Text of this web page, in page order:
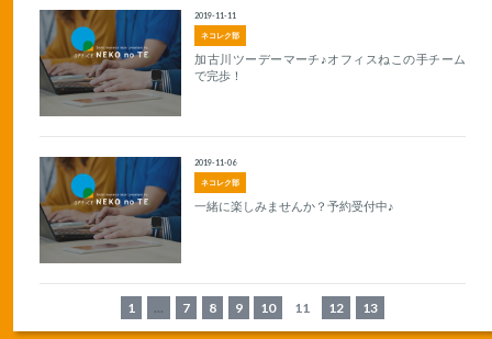
ネコレク部
2019-11-11
加古川ツーデーマーチ♪オフィスねこの手チーム
で完歩！
ネコレク部
2019-11-06
一緒に楽しみませんか？予約受付中♪
1 ... 7 8 9 10 11 12 13